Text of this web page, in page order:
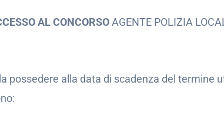
AL CONCORSOAGENTE POLIZIA
possedere alla data di scadenza del termine